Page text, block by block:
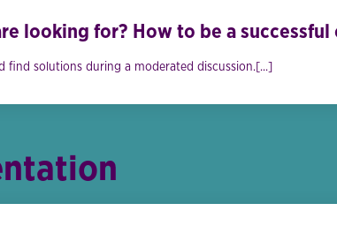
looking for? How to be a successful
solutions during a moderated discussion.[...]